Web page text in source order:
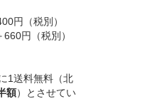
円（税別）
（税別）
1送料無料（北
額）とさせてい